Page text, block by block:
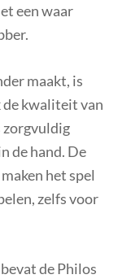
een waar
maakt, is
de kwaliteit van
zorgvuldig
de hand. De
het spel
zelfs voor
de Philos